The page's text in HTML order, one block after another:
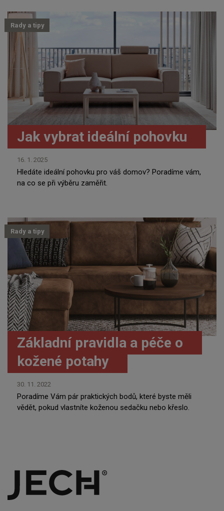
Rady a tipy
Jak vybrat ideální pohovku
16. 1. 2025
Hledáte ideální pohovku pro váš domov? Poradíme vám,
na co se při výběru zaměřit.
Rady a tipy
Základní pravidla a péče o
kožené potahy
30. 11. 2022
Poradíme Vám pár praktických bodů, které byste měli
vědět, pokud vlastníte koženou sedačku nebo křeslo.